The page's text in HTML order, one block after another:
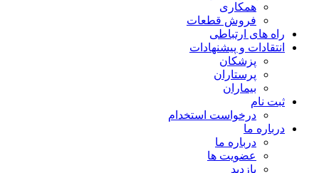
همکاری
فروش قطعات
راه های ارتباطی
انتقادات و پيشنهادات
پزشكان
پرستاران
بيماران
ثبت نام
درخواست استخدام
درباره ما
درباره ما
عضویت ها
بازدید